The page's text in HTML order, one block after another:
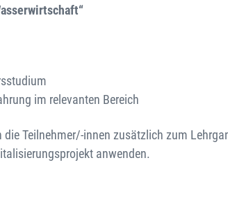
im relevanten Bereich
Teilnehmer/-innen zusätzlich zum
anwenden.